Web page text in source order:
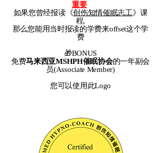
重要
如果您曾经报读《创伤知情催眠志工》课
程,
那么您能用当时报读的学费来offset这个学
费
🎁BONUS
免费马来西亚MSHPH催眠协会的一年副会
员(Associate Member)
​您可以使用此Logo